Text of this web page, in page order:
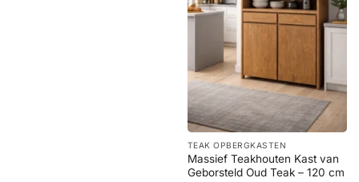
TEAK OPBERGKASTEN
Massief Teakhouten Kast van
Geborsteld Oud Teak – 120 cm